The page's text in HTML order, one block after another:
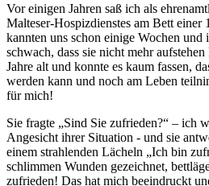
Vor einigen Jahren saß ich als
Malteser-Hospizdienstes am Bett einer
kannten uns schon einige Wochen und
schwach, dass sie nicht mehr
Jahre alt und konnte es kaum fassen,
werden kann und noch am Leben
für mich!
Sie fragte „Sind Sie zufrieden?“ – ich
Angesicht ihrer Situation - und sie
einem strahlenden Lächeln „Ich bin
schlimmen Wunden gezeichnet,
zufrieden! Das hat mich beeindruckt